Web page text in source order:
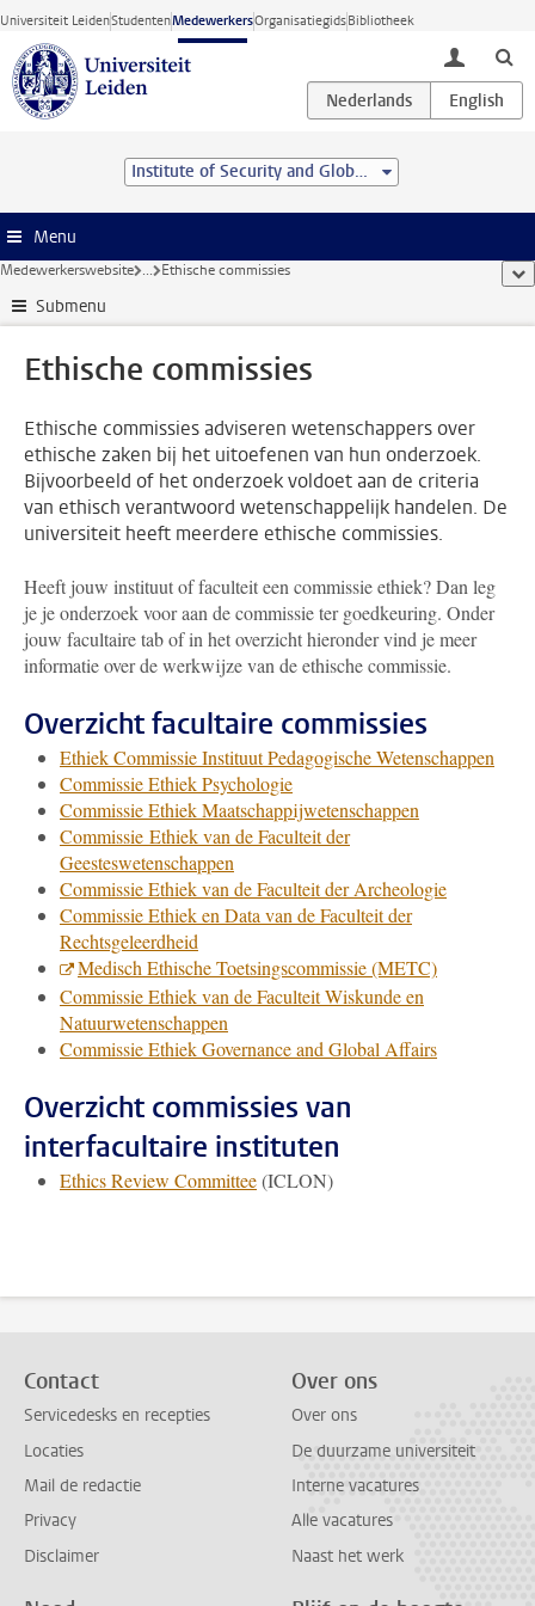
Ga direct naar de inhoud
Universiteit LeidenStudentenMedewerkersOrganisatiegidsBibliotheek
toggle
Institute of Security and Global Affairs
Menu
Medewerkerswebsite ... Ethische commissies
Submenu
Ethische commissies
Ethische commissies adviseren wetenschappers over
ethische zaken bij het uitoefenen van hun onderzoek.
Bijvoorbeeld of het onderzoek voldoet aan de criteria
van ethisch verantwoord wetenschappelijk handelen. De
universiteit heeft meerdere ethische commissies.
Heeft jouw instituut of faculteit een commissie ethiek? Dan leg
je je onderzoek voor aan de commissie ter goedkeuring. Onder
jouw facultaire tab of in het overzicht hieronder vind je meer
informatie over de werkwijze van de ethische commissie.
Overzicht facultaire commissies
Ethiek Commissie Instituut Pedagogische Wetenschappen
Commissie Ethiek Psychologie
Commissie Ethiek Maatschappijwetenschappen
Commissie Ethiek van de Faculteit der
Geesteswetenschappen
Commissie Ethiek van de Faculteit der Archeologie
Commissie Ethiek en Data van de Faculteit der
Rechtsgeleerdheid
Medisch Ethische Toetsingscommissie (METC)
Commissie Ethiek van de Faculteit Wiskunde en
Natuurwetenschappen
Commissie Ethiek Governance and Global Affairs
Overzicht commissies van
interfacultaire instituten
Ethics Review Committee(ICLON)
Contact
Servicedesks en recepties
Locaties
Mail de redactie
Privacy
Disclaimer
Over ons
Over ons
De duurzame universiteit
Interne vacatures
Alle vacatures
Naast het werk